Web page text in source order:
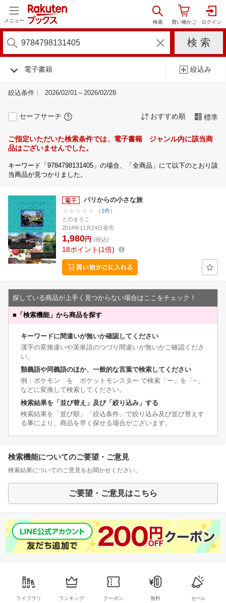
メニュー
電子書籍 絞込み
絞込条件： 2026/02/01～2026/02/28
セーフサーチ おすすめ順 標準
ご指定いただいた検索条件では、電子書籍 ジャンル内に該当商
品はございませんでした。
キーワード「9784798131405」の場合、「全商品」にて以下のとおり該
当商品が見つかりました。
パリからの小さな旅
（1件）
とのまりこ
2014年11月24日発売
1,980円 (税込)
18ポイント 1倍
探している商品が上手く見つからない場合はここをチェック！
■ 「検索機能」から商品を探す
キーワードに間違いが無いか確認してください
漢字の変換違いや英単語のつづり間違いが無いかご確認くださ
い。
類義語や同義語のほか、一般的な言葉で検索してください
例：ポケモン を ポケットモンスター で検索「ー」を「−」
などに変換して検索してください。
検索結果を「並び替え」及び「絞り込み」する
検索結果を「並び順」「絞込条件」で絞り込み及び並び替えす
る事により、商品を早く探せる場合がございます。
検索機能についてのご要望・ご意見
検索結果についてのご意見をお聞かせください。
ご要望・ご意見はこちら
ライブラリ ランキング クーポン 無料 セール